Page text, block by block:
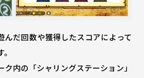
んだ回数や獲得したスコアによって
内の「シャリングステーション」